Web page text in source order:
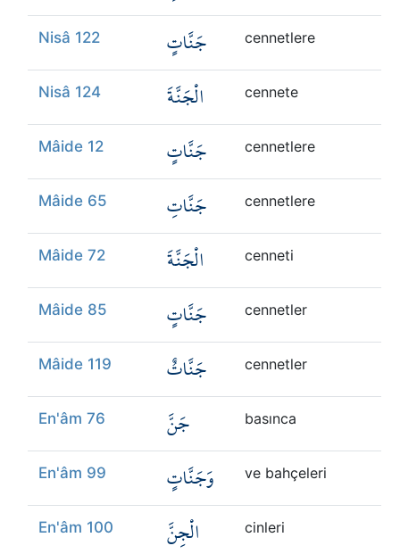
Nisâ 122 جَنَّاتٍ cennetlere
Nisâ 124 الْجَنَّةَ cennete
Mâide 12 جَنَّاتٍ cennetlere
Mâide 65 جَنَّاتِ cennetlere
Mâide 72 الْجَنَّةَ cenneti
Mâide 85 جَنَّاتٍ cennetler
Mâide 119 جَنَّاتٌ cennetler
En'âm 76 جَنَّ basınca
En'âm 99 وَجَنَّاتٍ ve bahçeleri
En'âm 100 الْجِنَّ cinleri